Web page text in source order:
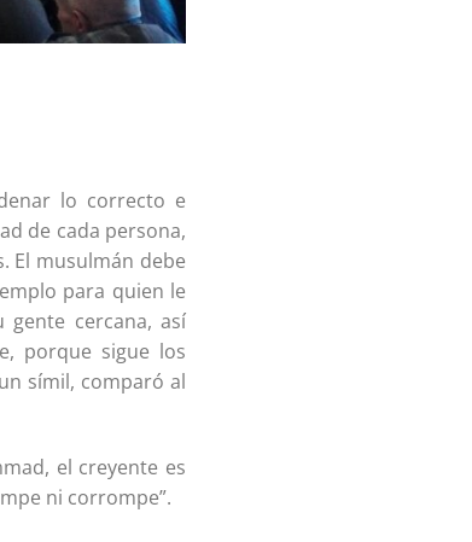
lo correcto e
de cada persona,
El musulmán debe
para quien le
gente cercana, así
porque sigue los
símil, comparó al
el creyente es
ni corrompe”.